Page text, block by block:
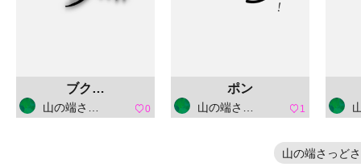
ブク…
山の端さっど 0
ポン
山の端さっど 1
山の端さっど